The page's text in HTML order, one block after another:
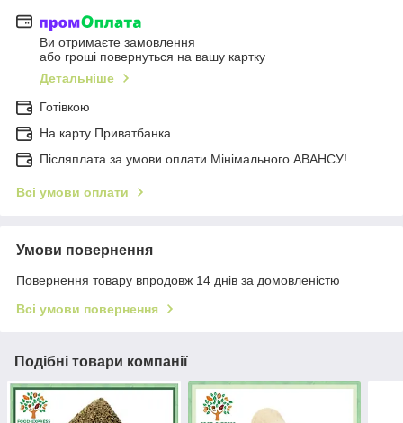
Ви отримаєте замовлення
або гроші повернуться на вашу картку
Детальніше
Готівкою
На карту Приватбанка
Післяплата за умови оплати Мінімального АВАНСУ!
Всі умови оплати
Умови повернення
Повернення товару впродовж 14 днів за домовленістю
Всі умови повернення
Подібні товари компанії